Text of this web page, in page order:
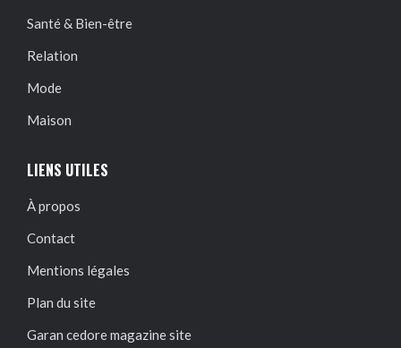
Santé & Bien-être
Relation
Mode
Maison
LIENS UTILES
À propos
Contact
Mentions légales
Plan du site
Garan cedore magazine site